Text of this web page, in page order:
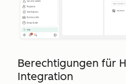
Berechtigungen für
Integration